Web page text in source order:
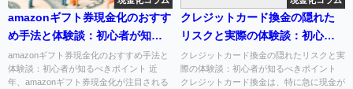
amazonギフト券現金化のおすす
め手法と体験談：初心者が知る
べきポイント
amazonギフト券現金化のおすすめ手法と
体験談：初心者が知るべきポイント 近
年、amazonギフト券現金化が注目される
クレジットカード換金の隠れた
リスクと実際の体験談：初心者
が知るべきポイント
クレジットカード換金の隠れたリスクと実
際の体験談：初心者が知るべきポイント
クレジットカード換金は、特に急に現金が